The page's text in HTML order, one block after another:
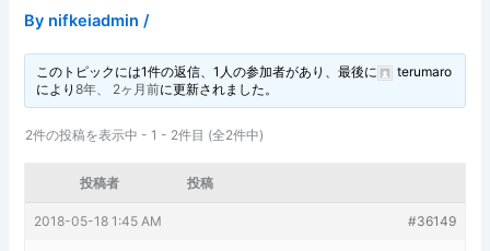
By nifkeiadmin/
このトピックには1件の返信、1人の参加者があり、最後に
terumaro
により 8年、 2ヶ月前に更新されました。
2件の投稿を表示中 - 1 - 2件目 (全2件中)
投稿者 投稿
2018-05-18 1:45 AM #36149